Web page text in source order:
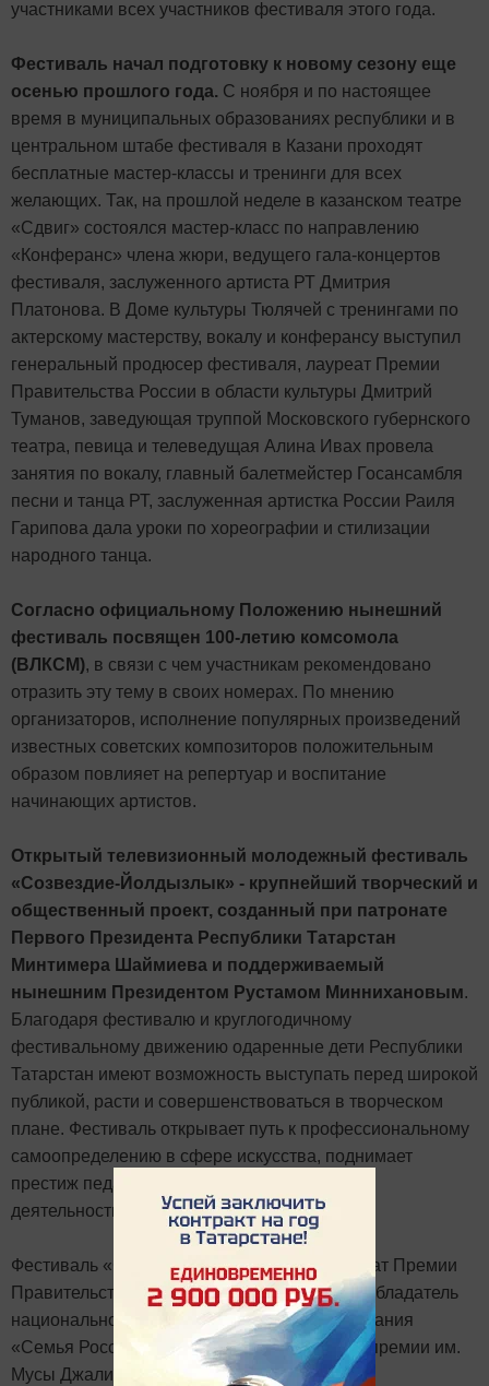
участниками всех участников фестиваля этого года.
Фестиваль начал подготовку к новому сезону еще
осенью прошлого года. С ноября и по настоящее
время в муниципальных образованиях республики и в
центральном штабе фестиваля в Казани проходят
бесплатные мастер-классы и тренинги для всех
желающих. Так, на прошлой неделе в казанском театре
«Сдвиг» состоялся мастер-класс по направлению
«Конферанс» члена жюри, ведущего гала-концертов
фестиваля, заслуженного артиста РТ Дмитрия
Платонова. В Доме культуры Тюлячей с тренингами по
актерскому мастерству, вокалу и конферансу выступил
генеральный продюсер фестиваля, лауреат Премии
Правительства России в области культуры Дмитрий
Туманов, заведующая труппой Московского губернского
театра, певица и телеведущая Алина Ивах провела
занятия по вокалу, главный балетмейстер Госансамбля
песни и танца РТ, заслуженная артистка России Раиля
Гарипова дала уроки по хореографии и стилизации
народного танца.
Согласно официальному Положению нынешний
фестиваль посвящен 100-летию комсомола
(ВЛКСМ), в связи с чем участникам рекомендовано
отразить эту тему в своих номерах. По мнению
организаторов, исполнение популярных произведений
известных советских композиторов положительным
образом повлияет на репертуар и воспитание
начинающих артистов.
Открытый телевизионный молодежный фестиваль
«Созвездие-Йолдызлык» - крупнейший творческий и
общественный проект, созданный при патронате
Первого Президента Республики Татарстан
Минтимера Шаймиева и поддерживаемый
нынешним Президентом Рустамом Миннихановым.
Благодаря фестивалю и круглогодичному
фестивальному движению одаренные дети Республики
Татарстан имеют возможность выступать перед широкой
публикой, расти и совершенствоваться в творческом
плане. Фестиваль открывает путь к профессиональному
самоопределению в сфере искусства, поднимает
престиж педагогической и исполнительской
деятельности.
Фестиваль «Созвездие-Йолдызлык» - лауреат Премии
Правительства России в области культуры, обладатель
национальной премии общественного признания
«Семья России», лауреат Республиканской премии им.
Мусы Джалиля.